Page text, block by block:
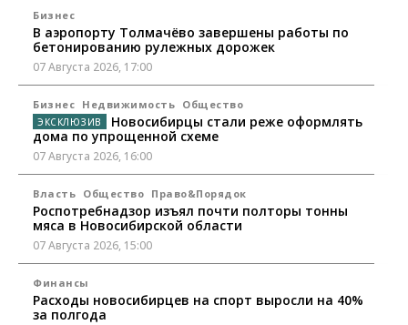
Бизнес
В аэропорту Толмачёво завершены работы по
бетонированию рулежных дорожек
07 Августа 2026, 17:00
Бизнес Недвижимость Общество
Новосибирцы стали реже оформлять
дома по упрощенной схеме
07 Августа 2026, 16:00
Власть Общество Право&Порядок
Роспотребнадзор изъял почти полторы тонны
мяса в Новосибирской области
07 Августа 2026, 15:00
Финансы
Расходы новосибирцев на спорт выросли на 40%
за полгода